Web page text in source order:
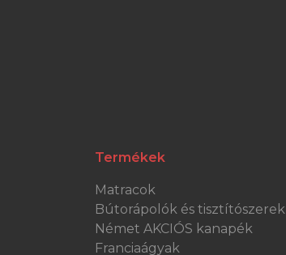
Termékek
Matracok
Bútorápolók és tisztítószerek
Német AKCIÓS kanapék
Franciaágyak